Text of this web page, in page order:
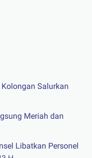
Salurkan
Meriah dan
Libatkan Personel